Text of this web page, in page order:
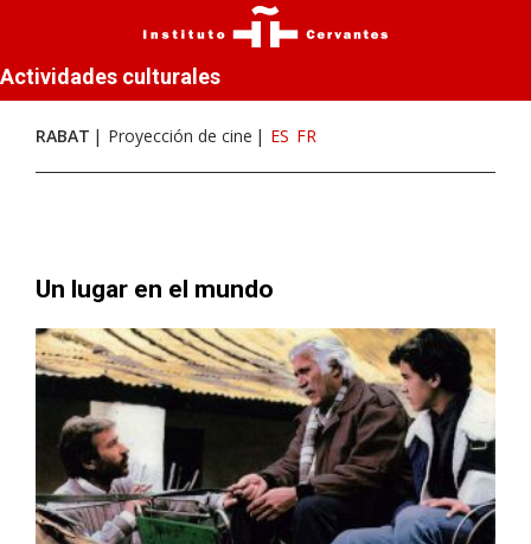
Actividades culturales
RABAT Proyección de cine ES FR
Un lugar en el mundo